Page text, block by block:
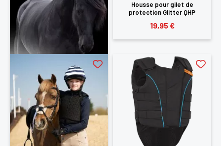
Housse pour gilet de
protection Glitter QHP
19,95 €